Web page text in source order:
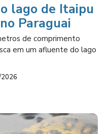
lago de Itaipu
Paraguai
de comprimento
em um afluente do lago